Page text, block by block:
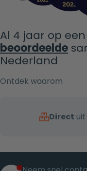
Al 4 jaar op
beoordeelde
Nederland
Ontdek waarom
Direct